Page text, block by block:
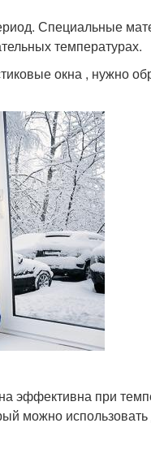
Специальные
температурах.
окна , нужно
эффективна при
можно